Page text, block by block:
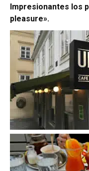
Impresionantes los
pleasure».